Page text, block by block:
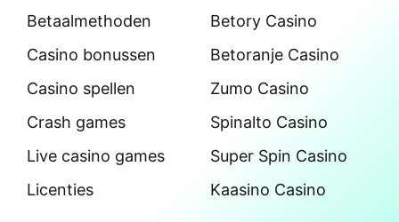
Betaalmethoden
Casino bonussen
Casino spellen
Crash games
Live casino games
Licenties
Betory Casino
Betoranje Casino
Zumo Casino
Spinalto Casino
Super Spin Casino
Kaasino Casino